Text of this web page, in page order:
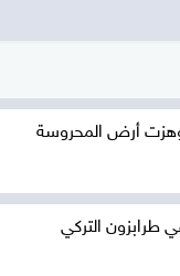
أرض المحروسة
التركي